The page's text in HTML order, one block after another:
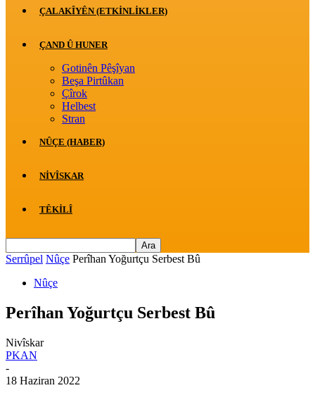
ÇALAKÎYÊN (ETKINLIKLER)
ÇAND Û HUNER
Gotinên Pêşîyan
Beşa Pirtûkan
Çîrok
Helbest
Stran
NÛÇE (HABER)
NIVÎSKAR
TÊKILÎ
Serrûpel Nûçe Perîhan Yoğurtçu Serbest Bû
Nûçe
Perîhan Yoğurtçu Serbest Bû
Nivîskar
PKAN
-
18 Haziran 2022